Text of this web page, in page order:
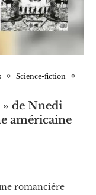
Science-fiction
de Nnedi
américaine
romancière